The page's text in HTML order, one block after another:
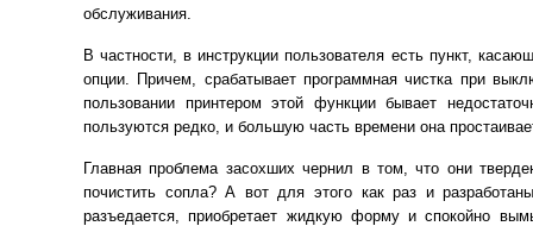
обслуживания.
В частности, в инструкции пользователя есть пункт,
опции. Причем, срабатывает программная чистка при
пользовании принтером этой функции бывает
пользуются редко, и большую часть времени она
Главная проблема засохших чернил в том, что они
почистить сопла? А вот для этого как раз и
разъедается, приобретает жидкую форму и спокойно